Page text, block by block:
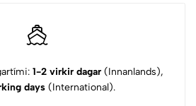
1-2 virkir dagar (Innanlands),
days(International).